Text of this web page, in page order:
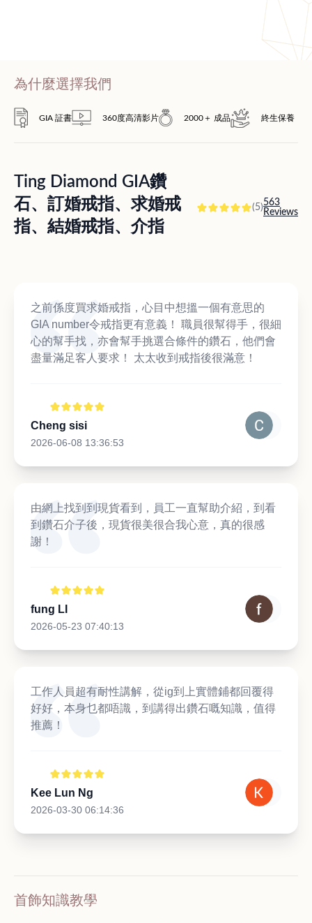
為什麼選擇我們
GIA 証書 360度高清影片 2000＋ 成品 終生保養
Ting Diamond GIA鑽
石、訂婚戒指、求婚戒
指、結婚戒指、介指
(5)563
Reviews
之前係度買求婚戒指，心目中想搵一個有意思的
GIA number令戒指更有意義！ 職員很幫得手，很細
心的幫手找，亦會幫手挑選合條件的鑽石，他們會
盡量滿足客人要求！ 太太收到戒指後很滿意！
Cheng sisi
2026-06-08 13:36:53
由網上找到到現貨看到，員工一直幫助介紹，到看
到鑽石介子後，現貨很美很合我心意，真的很感
謝！
fung LI
2026-05-23 07:40:13
工作人員超有耐性講解，從ig到上實體鋪都回覆得
好好，本身乜都唔識，到講得出鑽石嘅知識，值得
推薦！
Kee Lun Ng
2026-03-30 06:14:36
首飾知識教學